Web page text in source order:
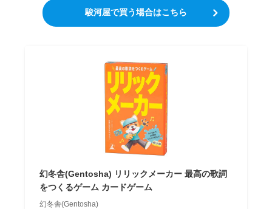
駿河屋で買う場合はこちら
幻冬舎(Gentosha) リリックメーカー 最高の歌詞
をつくるゲーム カードゲーム
幻冬舎(Gentosha)